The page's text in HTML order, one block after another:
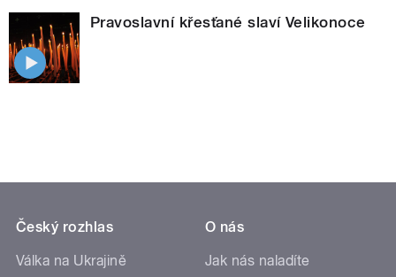
Pravoslavní křesťané slaví Velikonoce
Český rozhlas
Válka na Ukrajině
O nás
Jak nás naladíte